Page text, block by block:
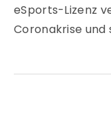
eSports-Lizenz
Coronakrise